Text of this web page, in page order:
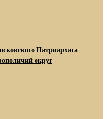
Патриархата
округ